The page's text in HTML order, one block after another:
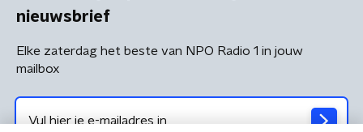
nieuwsbrief
Elke zaterdag het beste van NPO Radio 1 in jouw
mailbox